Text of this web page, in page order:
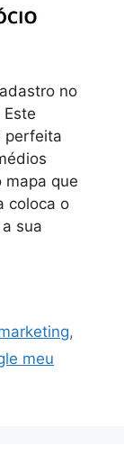
no
perfeita
mapa que
coloca o
sua
,
meu